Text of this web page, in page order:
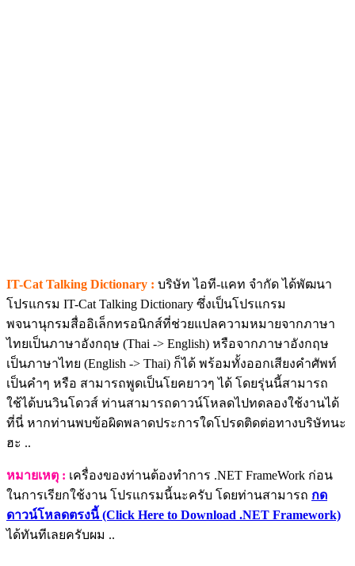
IT-Cat Talking Dictionary : บริษัท ไอที-แคท จำกัด ได้พัฒนา
โปรแกรม IT-Cat Talking Dictionary ซึ่งเป็นโปรแกรม
พจนานุกรมสื่ออิเล็กทรอนิกส์ที่ช่วยแปลความหมายจากภาษา
ไทยเป็นภาษาอังกฤษ (Thai -> English) หรือจากภาษาอังกฤษ
เป็นภาษาไทย (English -> Thai) ก็ได้ พร้อมทั้งออกเสียงคำศัพท์
เป็นคำๆ หรือ สามารถพูดเป็นโยคยาวๆ ได้ โดยรุ่นนี้สามารถ
ใช้ได้บนวินโดวส์ ท่านสามารถดาวน์โหลดไปทดลองใช้งานได้
ที่นี่ หากท่านพบข้อผิดพลาดประการใดโปรดติดต่อทางบริษัทนะ
ฮะ ..
หมายเหตุ : เครื่องของท่านต้องทำการ .NET FrameWork ก่อน
ในการเรียกใช้งาน โปรแกรมนี้นะครับ โดยท่านสามารถ กด
ดาวน์โหลดตรงนี้ (Click Here to Download .NET Framework)
ได้ทันทีเลยครับผม ..